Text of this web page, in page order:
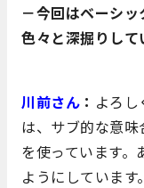
－今回はベーシッ
色々と深掘りして
川前さん ： よろ
は、サブ的な意
を使っています
ようにしています。